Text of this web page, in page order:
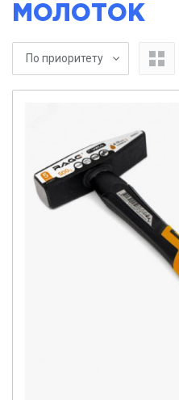
МОЛОТОК
По приоритету